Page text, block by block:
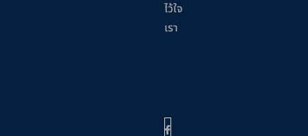
ไว้ใจ
เรา